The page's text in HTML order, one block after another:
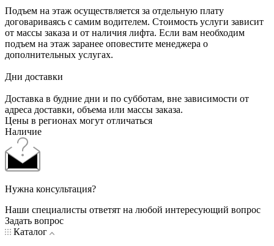
Подъем на этаж осуществляется за отдельную плату
договариваясь с самим водителем. Стоимость услуги зависит
от массы заказа и от наличия лифта. Если вам необходим
подъем на этаж заранее оповестите менеджера о
дополнительных услугах.
Дни доставки
Доставка в будние дни и по субботам, вне зависимости от
адреса доставки, объема или массы заказа.
Цены в регионах могут отличаться
Наличие
Нужна консультация?
Наши специалисты ответят на любой интересующий вопрос
Задать вопрос
Каталог